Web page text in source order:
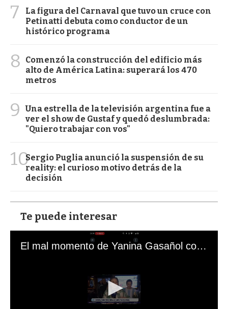
7
La figura del Carnaval que tuvo un cruce con
Petinatti debuta como conductor de un
histórico programa
8
Comenzó la construcción del edificio más
alto de América Latina: superará los 470
metros
9
Una estrella de la televisión argentina fue a
ver el show de Gustaf y quedó deslumbrada:
"Quiero trabajar con vos"
10Sergio Puglia anunció la suspensión de su
reality: el curioso motivo detrás de la
decisión
Te puede interesar
El mal momento de Yanina Gasañol con un hincha argentino en "Subrayado"